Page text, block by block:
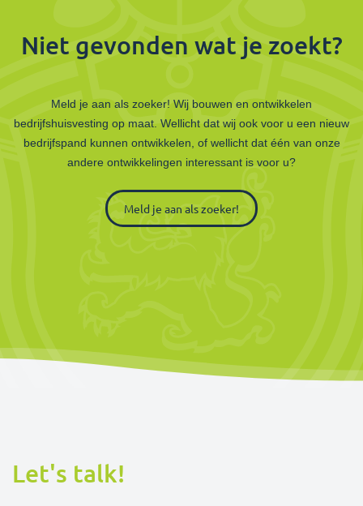
Niet gevonden wat je zoekt?
Meld je aan als zoeker! Wij bouwen en ontwikkelen
bedrijfshuisvesting op maat. Wellicht dat wij ook voor u een nieuw
bedrijfspand kunnen ontwikkelen, of wellicht dat één van onze
andere ontwikkelingen interessant is voor u?
Meld je aan als zoeker!
Let's talk!